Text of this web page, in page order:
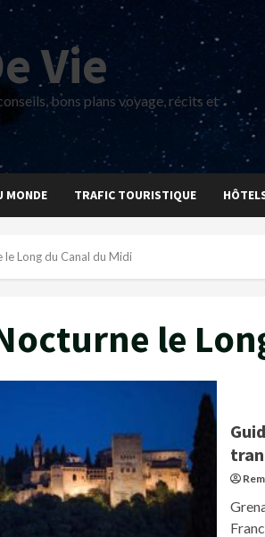
Vie
bons plans voyage, récits et
MONDE TRAFIC TOURISTIQUE
le Long du Canal du Midi
le